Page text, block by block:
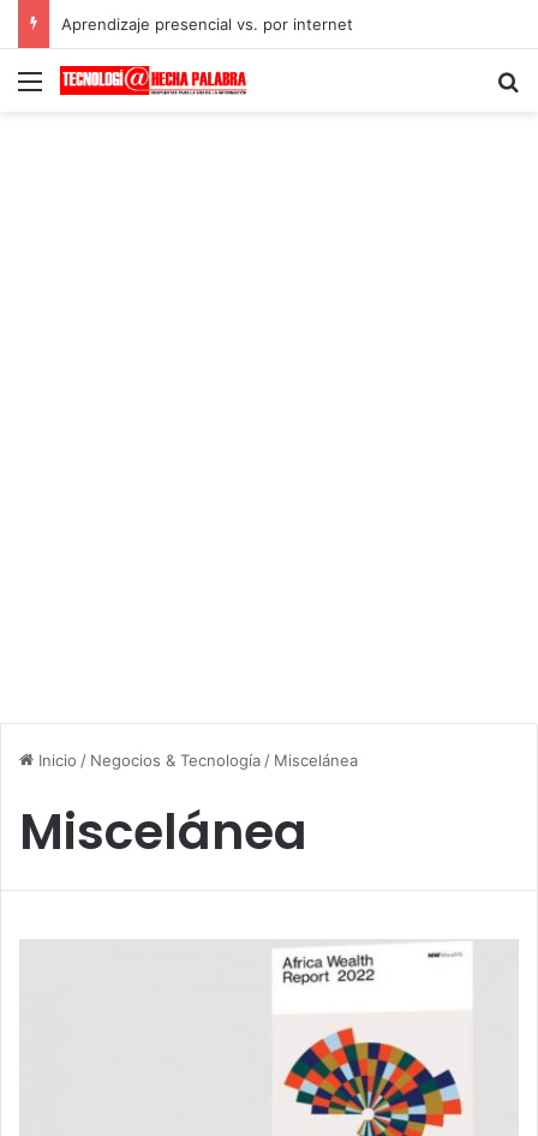
Aprendizaje presencial vs. por internet
Menú
Inicio / Negocios & Tecnología / Miscelánea
Miscelánea